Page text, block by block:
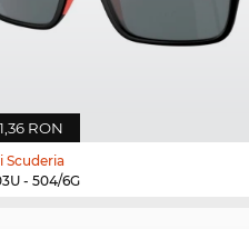
RON
Scuderia
- 504/6G